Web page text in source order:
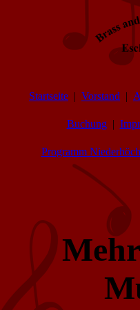
Startseite Vorstand
Buchung
Programm